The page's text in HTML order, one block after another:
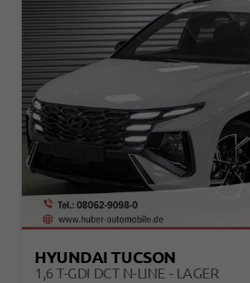
HYUNDAI TUCSON
1,6 T-GDI DCT N-LINE - LAGER